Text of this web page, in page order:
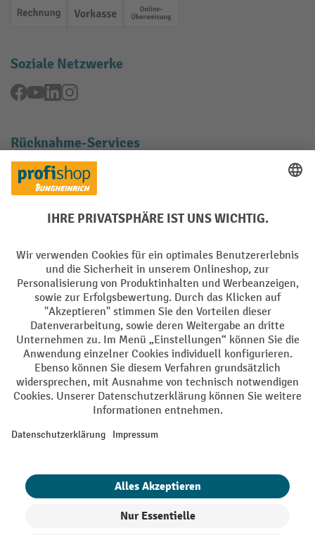
Rechnung Vorkasse Online-Überweisung
Soziale Netzwerke
Facebook
YouTubeLinkedInInstagram
Rücknahme-Services
Elektrogeräte Rückname
Batterie Rückname
Impressum Datenschutz
Barrierefreiheit Grounding Page Privacy Settings
Alle Preise exkl. gesetzl. Mehrwertsteuer zzgl.Versandkostenund ggf.
Nachnahmegebühren, wenn nicht anders angegeben.
¹ Der Rabatt gilt so lange der Vorrat reicht. Der Rabatt gilt nicht auf
oder Gutscheinen ist nicht möglich. | ² Der Rabatt wird einmalig bei
eingelöst werden. Die Höhe des Rabatts variiert je nach
Produktkategorie und beträgt bis zu 10 % (10 % auf Lager, Umwelt,
Heben | 7% auf Büro). Ausgenommen sind Elektro-Hubwagen,